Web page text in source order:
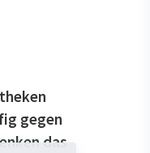
gegen
das